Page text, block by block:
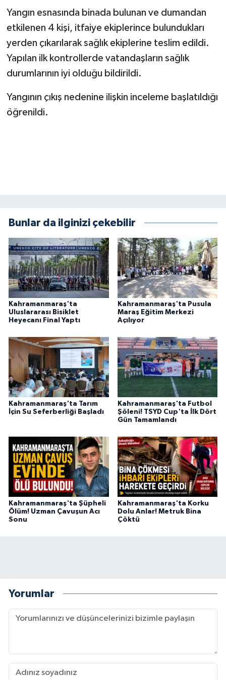
Yangın esnasında binada bulunan ve dumandan
etkilenen 4 kişi, itfaiye ekiplerince bulundukları
yerden çıkarılarak sağlık ekiplerine teslim edildi.
Yapılan ilk kontrollerde vatandaşların sağlık
durumlarının iyi olduğu bildirildi.
Yangının çıkış nedenine ilişkin inceleme başlatıldığı
öğrenildi.
Bunlar da ilginizi çekebilir
Kahramanmaraş'ta
Uluslararası Bisiklet
Heyecanı Final Yaptı
Kahramanmaraş'ta Pusula
Maraş Eğitim Merkezi
Açılıyor
Kahramanmaraş'ta Tarım
İçin Su Seferberliği Başladı
Kahramanmaraş'ta Futbol
Şöleni! TSYD Cup'ta İlk Dört
Gün Tamamlandı
Kahramanmaraş'ta Şüpheli
Ölüm! Uzman Çavuşun Acı
Sonu
Kahramanmaraş'ta Korku
Dolu Anlar! Metruk Bina
Çöktü
Yorumlar
BİLİM TEKNOLOJİ
SEÇİM 2015
BİLİM VE TEKNOLOJİ